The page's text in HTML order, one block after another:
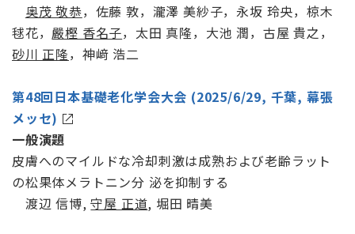
奥茂 敬恭，佐藤 敦，瀧澤 美紗子，永坂 玲央，椋木
毬花， 嚴樫 香名子，太田 真隆，大池 潤，古屋 貴之，
砂川 正隆，神﨑 浩二
第48回日本基礎老化学会大会 (2025/6/29, 千葉, 幕張
メッセ)
一般演題
皮膚へのマイルドな冷却刺激は成熟および老齢ラット
の松果体メラトニン分 泌を抑制する
渡辺 信博,守屋 正道, 堀田 晴美